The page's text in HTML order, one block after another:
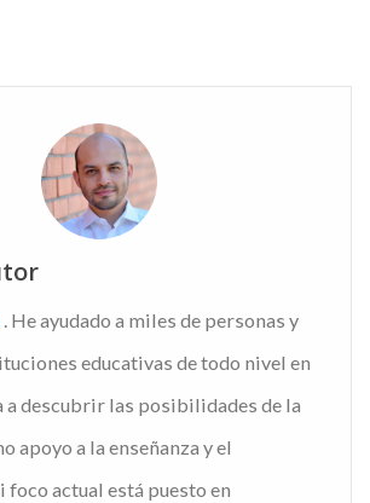
. He ayudado a miles de personas y
educativas de todo nivel en
a descubrir las posibilidades de la
apoyo a la enseñanza y el
actual está puesto en